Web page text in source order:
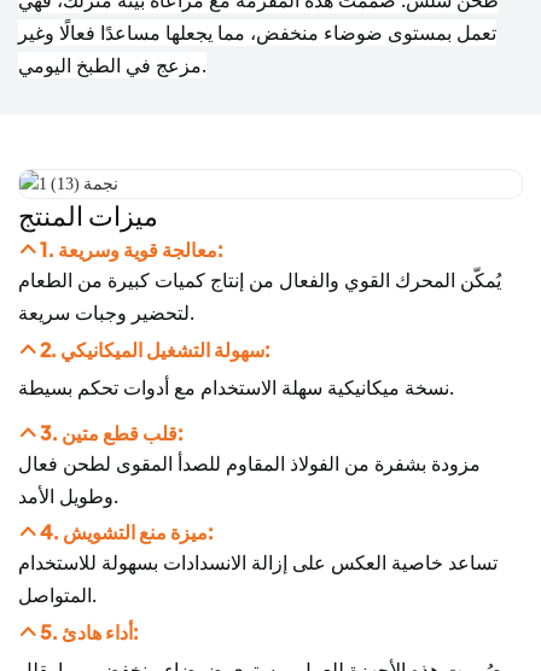
تعمل بمستوى ضوضاء منخفض، مما يجعلها مساعدًا فعالًا وغير
مزعج في الطبخ اليومي.
ميزات المنتج
1. معالجة قوية وسريعة:
يُمكّن المحرك القوي والفعال من إنتاج كميات كبيرة من الطعام
لتحضير وجبات سريعة.
2. سهولة التشغيل الميكانيكي:
نسخة ميكانيكية سهلة الاستخدام مع أدوات تحكم بسيطة.
3. قلب قطع متين:
مزودة بشفرة من الفولاذ المقاوم للصدأ المقوى لطحن فعال
وطويل الأمد.
4. ميزة منع التشويش:
تساعد خاصية العكس على إزالة الانسدادات بسهولة للاستخدام
المتواصل.
5. أداء هادئ: